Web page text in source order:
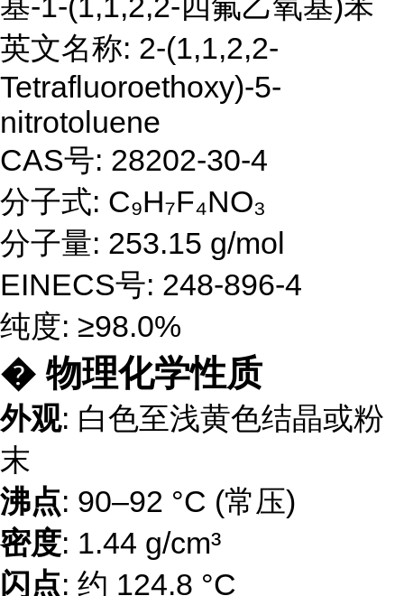
英文名称: 2-(1,1,2,2-
Tetrafluoroethoxy)-5-
nitrotoluene
CAS号: 28202-30-4
分子式: C₉H₇F₄NO₃
分子量: 253.15 g/mol
EINECS号: 248-896-4
纯度: ≥98.0%
� 物理化学性质
外观: 白色至浅黄色结晶或粉
末
沸点: 90–92 °C (常压)
密度: 1.44 g/cm³
闪点: 约 124.8 °C